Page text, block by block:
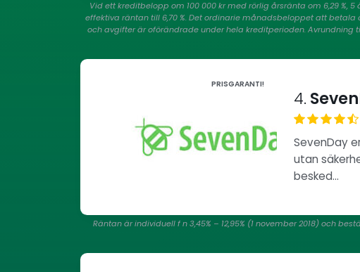
Vid ett kreditbelopp om 100 000 kr med rörlig årsränta om 6,29
effektiva räntan till 6,70 %. Det ordinarie månadsbeloppet att
och avgifter är oförändrade under hela kreditperioden. Avrundning
PRISGARANTI!
4.
SevenDay
utan
besked…
Räntan är individuell f n 3,45% – 12,95% (1 november 2018) och